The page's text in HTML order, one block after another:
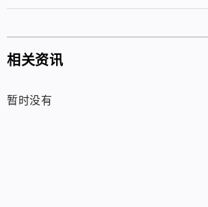
相关资讯
暂时没有